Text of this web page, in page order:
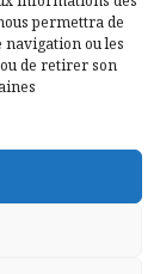
permettra de
navigation ou les
de retirer son